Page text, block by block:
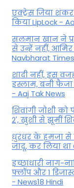
एक्ट्रेस जिया
किया LipLock -
सलमान खान ने
से उन्हें नहीं,
Navbharat Times
शादी नहीं, इस
इस्लाम, बनी फैजा
- Aaj Tak News
शिवांगी जोशी को
2', खुशी से झूमीं
धुरंधर के हमजा से
जादू, कर लिया था
इच्छाधारी नाग-
फ्लॉप और 1
- News18 Hindi